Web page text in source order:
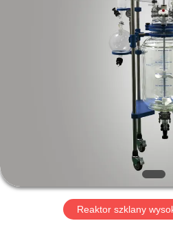
WYCIECZKA
SKONTAKTUJ
Reaktor szklany